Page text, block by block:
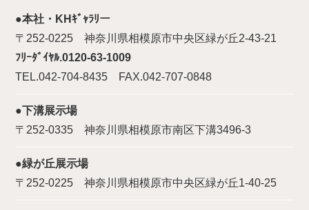
●本社・KHｷﾞｬﾗﾘー
〒252-0225 神奈川県相模原市中央区緑が丘2-43-21
ﾌﾘｰﾀﾞｲﾔﾙ.0120-63-1009
TEL.042-704-8435 FAX.042-707-0848
●下溝展示場
〒252-0335 神奈川県相模原市南区下溝3496-3
●緑が丘展示場
〒252-0225 神奈川県相模原市中央区緑が丘1-40-25